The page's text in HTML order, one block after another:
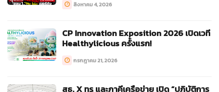
สิงหาคม 4, 2026
CP Innovation Exposition 2026 เปิดเวที
Healthylicious ครั้งแรก!
กรกฎาคม 21, 2026
สธ. X ทรู และภาคีเครือข่าย เปิด “ปฏิบัติการ